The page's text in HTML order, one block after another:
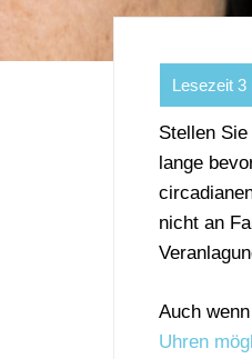
Stellen
lange
nicht an
Auch
Uhren